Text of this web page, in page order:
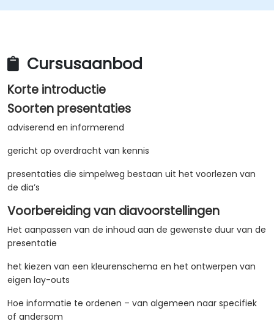
Cursusaanbod
Korte introductie
Soorten presentaties
adviserend en informerend
gericht op overdracht van kennis
presentaties die simpelweg bestaan uit het voorlezen van
de dia’s
Voorbereiding van diavoorstellingen
Het aanpassen van de inhoud aan de gewenste duur van de
presentatie
het kiezen van een kleurenschema en het ontwerpen van
eigen lay-outs
Hoe informatie te ordenen – van algemeen naar specifiek
of andersom